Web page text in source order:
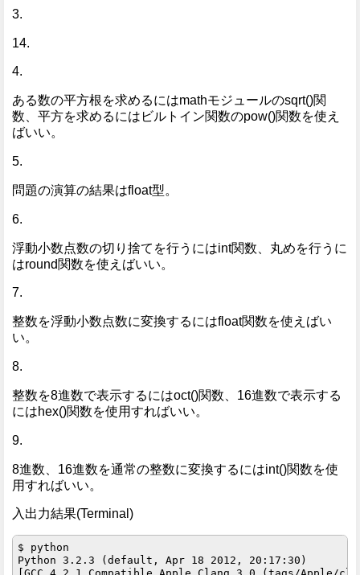
3.
14.
4.
ある数の平方根を求めるにはmathモジュールのsqrt()関
数、平方を求めるにはビルトイン関数のpow()関数を使え
ばいい。
5.
問題の演算の結果はfloat型。
6.
浮動小数点数の切り捨てを行うにはint関数、丸めを行うに
はround関数を使えばいい。
7.
整数を浮動小数点数に変換するにはfloat関数を使えばい
い。
8.
整数を8進数で表示するにはoct()関数、16進数で表示する
にはhex()関数を使用すればいい。
9.
8進数、16進数を通常の整数に変換するにはint()関数を使
用すればいい。
入出力結果(Terminal)
$ python
Python 3.2.3 (default, Apr 18 2012, 20:17:30)